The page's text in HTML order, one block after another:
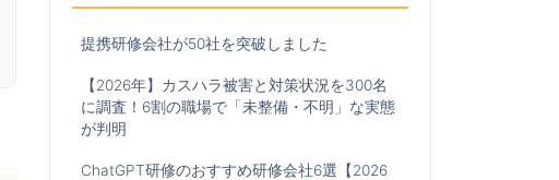
提携研修会社が50社を突破しました
【2026年】カスハラ被害と対策状況を300名
に調査！6割の職場で「未整備・不明」な実態
が判明
ChatGPT研修のおすすめ研修会社6選【2026